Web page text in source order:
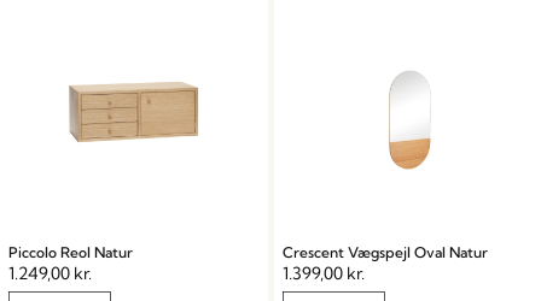
Piccolo Reol Natur
1.249,00 kr.
Crescent Vægspejl Oval Natur
1.399,00 kr.